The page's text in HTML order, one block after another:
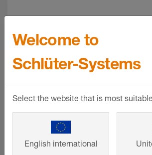
Welcome to
Schlüter-Systems
Select the website that is most
English international